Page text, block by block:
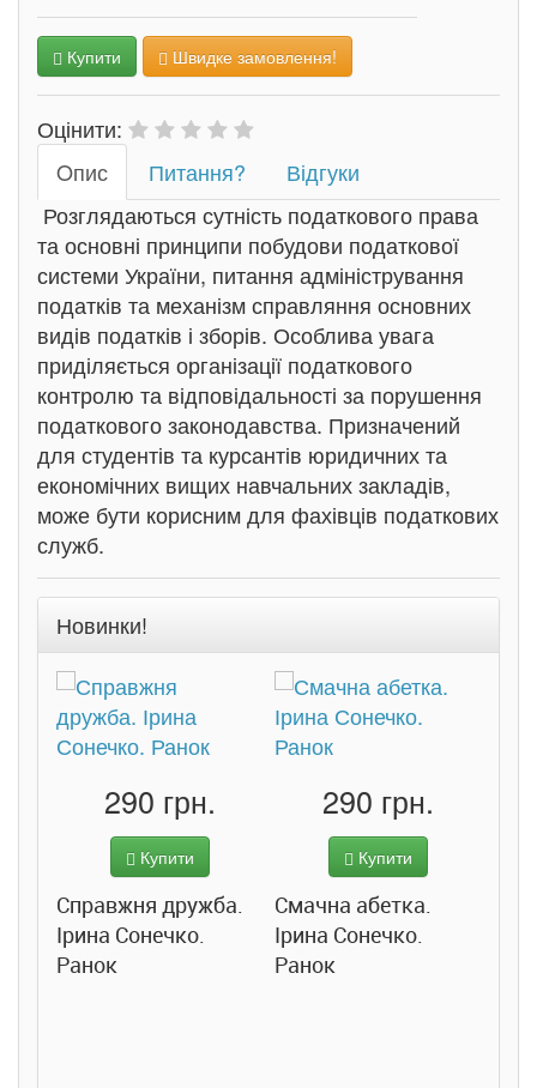
Купити Швидке замовлення!
Оцінити:
Oпис
Питання?
Відгуки
Розглядаються сутність податкового права
та основні принципи побудови податкової
системи України, питання адміністрування
податків та механізм справляння основних
видів податків і зборів. Особлива увага
приділяється організації податкового
контролю та відповідальності за порушення
податкового законодавства. Призначений
для студентів та курсантів юридичних та
економічних вищих навчальних закладів,
може бути корисним для фахівців податкових
служб.
Новинки!
290 грн.
Купити
Справжня дружба.
Ірина Сонечко.
Ранок
290 грн.
Купити
Смачна абетка.
Ірина Сонечко.
Ранок